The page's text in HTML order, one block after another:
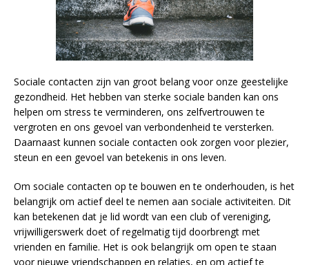
Sociale contacten zijn van groot belang voor onze geestelijke
gezondheid. Het hebben van sterke sociale banden kan ons
helpen om stress te verminderen, ons zelfvertrouwen te
vergroten en ons gevoel van verbondenheid te versterken.
Daarnaast kunnen sociale contacten ook zorgen voor plezier,
steun en een gevoel van betekenis in ons leven.
Om sociale contacten op te bouwen en te onderhouden, is het
belangrijk om actief deel te nemen aan sociale activiteiten. Dit
kan betekenen dat je lid wordt van een club of vereniging,
vrijwilligerswerk doet of regelmatig tijd doorbrengt met
vrienden en familie. Het is ook belangrijk om open te staan
voor nieuwe vriendschappen en relaties, en om actief te